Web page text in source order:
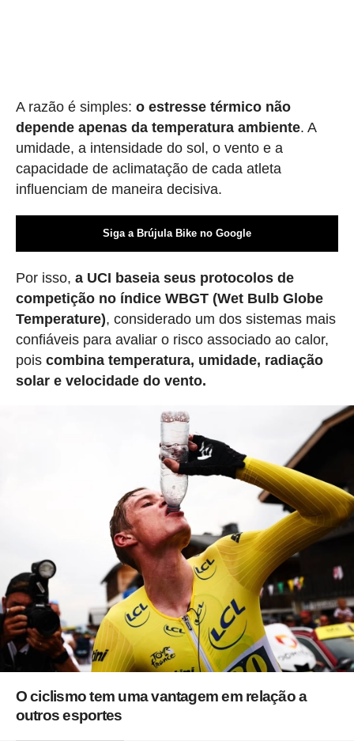
A razão é simples: o estresse térmico não
depende apenas da temperatura ambiente. A
umidade, a intensidade do sol, o vento e a
capacidade de aclimatação de cada atleta
influenciam de maneira decisiva.
Siga a Brújula Bike no Google
Por isso, a UCI baseia seus protocolos de
competição no índice WBGT (Wet Bulb Globe
Temperature), considerado um dos sistemas mais
confiáveis para avaliar o risco associado ao calor,
pois combina temperatura, umidade, radiação
solar e velocidade do vento.
O ciclismo tem uma vantagem em relação a
outros esportes